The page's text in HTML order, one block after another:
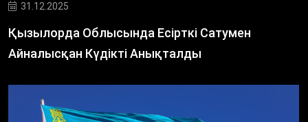
31.12.2025
Қызылорда Облысында Есірткі Сатумен
Айналысқан Күдікті Анықталды